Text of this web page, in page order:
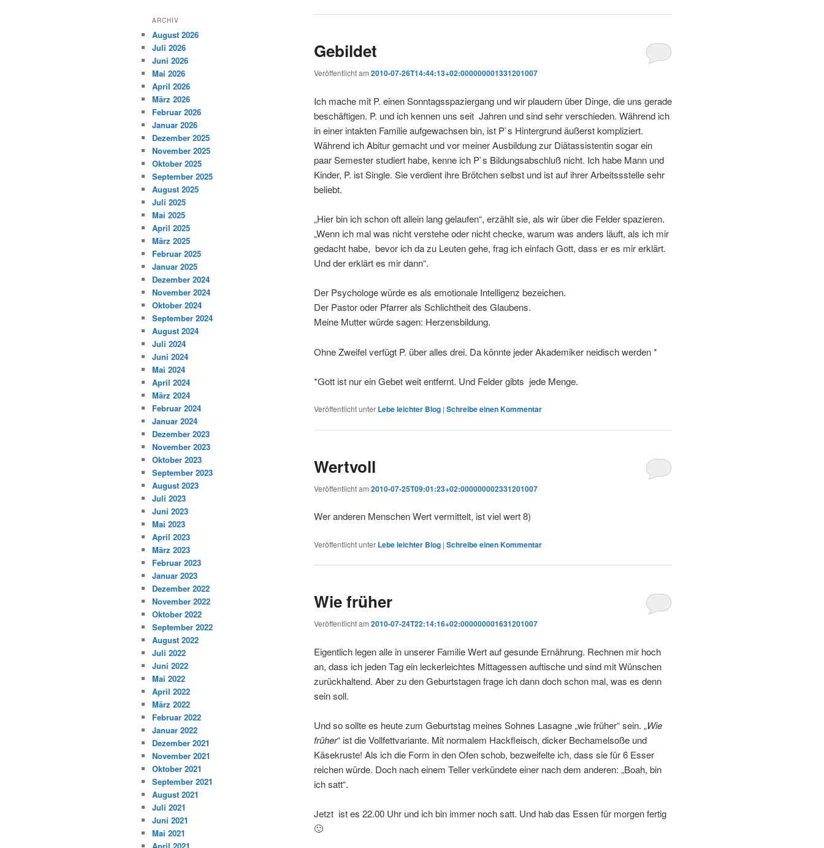
Gebildet
Veröffentlicht am 2010-07-26T14:44:13+02:000000001331201007
Ich mache mit P. einen Sonntagsspaziergang und wir plaudern über Dinge, die uns gerade
beschäftigen. P. und ich kennen uns seit Jahren und sind sehr verschieden. Während ich
in einer intakten Familie aufgewachsen bin, ist P`s Hintergrund äußerst kompliziert.
Während ich Abitur gemacht und vor meiner Ausbildung zur Diätassistentin sogar ein
paar Semester studiert habe, kenne ich P`s Bildungsabschluß nicht. Ich habe Mann und
Kinder, P. ist Single. Sie verdient ihre Brötchen selbst und ist auf ihrer Arbeitssstelle sehr
beliebt.
„Hier bin ich schon oft allein lang gelaufen“, erzählt sie, als wir über die Felder spazieren.
„Wenn ich mal was nicht verstehe oder nicht checke, warum was anders läuft, als ich mir
gedacht habe, bevor ich da zu Leuten gehe, frag ich einfach Gott, dass er es mir erklärt.
Und der erklärt es mir dann“.
Der Psychologe würde es als emotionale Intelligenz bezeichen.
Der Pastor oder Pfarrer als Schlichtheit des Glaubens.
Meine Mutter würde sagen: Herzensbildung.
Ohne Zweifel verfügt P. über alles drei. Da könnte jeder Akademiker neidisch werden *
*Gott ist nur ein Gebet weit entfernt. Und Felder gibts jede Menge.
Veröffentlicht unter Lebe leichter Blog | Schreibe einen Kommentar
Wertvoll
Veröffentlicht am 2010-07-25T09:01:23+02:000000002331201007
Wer anderen Menschen Wert vermittelt, ist viel wert 8)
Veröffentlicht unter Lebe leichter Blog | Schreibe einen Kommentar
Wie früher
Veröffentlicht am 2010-07-24T22:14:16+02:000000001631201007
Eigentlich legen alle in unserer Familie Wert auf gesunde Ernährung. Rechnen mir hoch
an, dass ich jeden Tag ein leckerleichtes Mittagessen auftische und sind mit Wünschen
zurückhaltend. Aber zu den Geburtstagen frage ich dann doch schon mal, was es denn
sein soll.
Und so sollte es heute zum Geburtstag meines Sohnes Lasagne „wie früher“ sein. „Wie
früher“ ist die Vollfettvariante. Mit normalem Hackfleisch, dicker Bechamelsoße und
Käsekruste! Als ich die Form in den Ofen schob, bezweifelte ich, dass sie für 6 Esser
reichen würde. Doch nach einem Teller verkündete einer nach dem anderen: „Boah, bin
ich satt“.
Jetzt ist es 22.00 Uhr und ich bin immer noch satt. Und hab das Essen für morgen fertig
🙂
ARCHIV
August 2026
Juli 2026
Juni 2026
Mai 2026
April 2026
März 2026
Februar 2026
Januar 2026
Dezember 2025
November 2025
Oktober 2025
September 2025
August 2025
Juli 2025
Mai 2025
April 2025
März 2025
Februar 2025
Januar 2025
Dezember 2024
November 2024
Oktober 2024
September 2024
August 2024
Juli 2024
Juni 2024
Mai 2024
April 2024
März 2024
Februar 2024
Januar 2024
Dezember 2023
November 2023
Oktober 2023
September 2023
August 2023
Juli 2023
Juni 2023
Mai 2023
April 2023
März 2023
Februar 2023
Januar 2023
Dezember 2022
November 2022
Oktober 2022
September 2022
August 2022
Juli 2022
Juni 2022
Mai 2022
April 2022
März 2022
Februar 2022
Januar 2022
Dezember 2021
November 2021
Oktober 2021
September 2021
August 2021
Juli 2021
Juni 2021
Mai 2021